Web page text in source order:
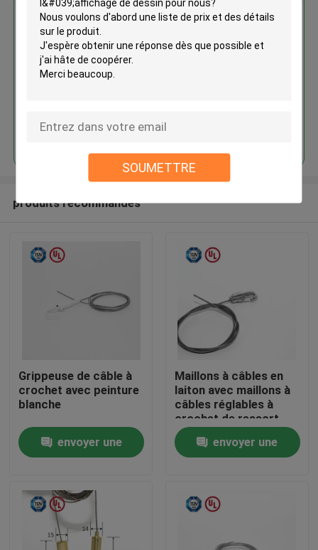
SOUMETTRE
Maison
Des produits
Vidéos
Kit de suspension réglable pour
l'affichage de dessin
Continuer
produits recommandés
Grippeuse de câble à
crochet avec peinture
blanche
envoyer une
Maillons à câbles en
laiton avec maillons à
câbles réglables à
crochet de ressort
auto-verrouillage
envoyer une